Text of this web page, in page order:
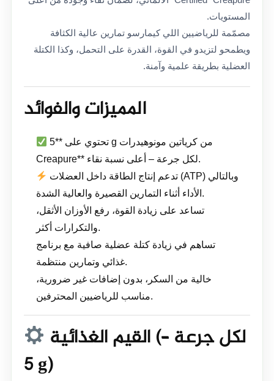
المستويات.
مصمّمة للرياضيين اللي كيمارسو تمارين عالية الكثافة
ويطمحو لتزيدو في القوة، القدرة على التحمل، وكذا الكتلة
العضلية بطريقة علمية وآمنة.
المميزات والفوائد
تحتوي على **5 g من كرياتين مونوهيدرات
Creapure** لكل جرعة – أعلى نسبة نقاء.
الأداء أثناء التمارين القصيرة والعالية الشدة.
تساعد على زيادة القوة، رفع الأوزان الأثقل،
والتكرارات أكثر.
تساهم في زيادة كتلة عضلية صافية مع برنامج
غذائي وتمارين منتظمة.
خالية من السكر، بدون إضافات غير ضرورية،
مناسب للرياضيين المحترفين.
5 g)